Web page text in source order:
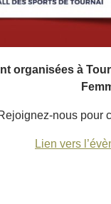
organisées à
nous pour
Lien vers